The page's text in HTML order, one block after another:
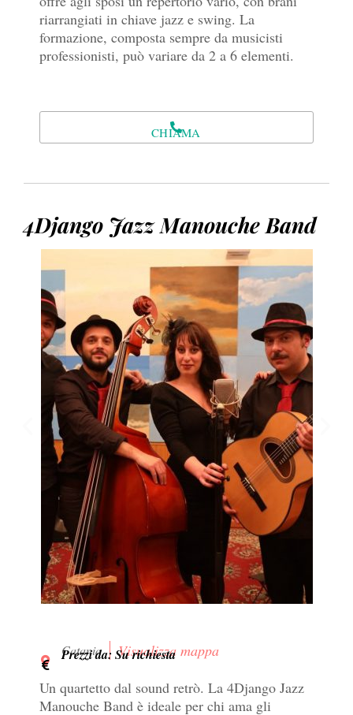
riarrangiati in chiave jazz e swing. La
formazione, composta sempre da musicisti
professionisti, può variare da 2 a 6 elementi.
CHIAMA
4Django Jazz Manouche Band
Catania Visualizza mappa
Prezzi da: Su richiesta
Un quartetto dal sound retrò. La 4Django Jazz
Manouche Band è ideale per chi ama gli